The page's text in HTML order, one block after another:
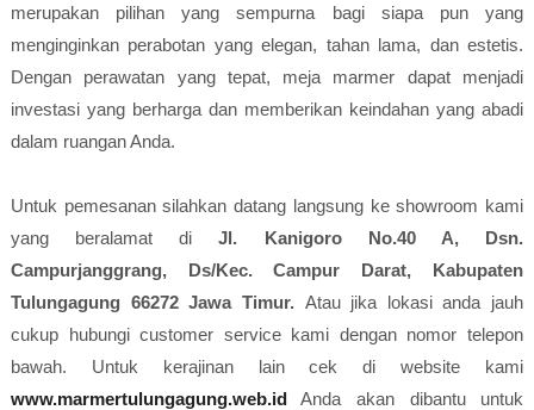
merupakan pilihan yang sempurna bagi siapa pun yang
menginginkan perabotan yang elegan, tahan lama, dan estetis.
Dengan perawatan yang tepat, meja marmer dapat menjadi
investasi yang berharga dan memberikan keindahan yang abadi
dalam ruangan Anda.
Untuk pemesanan silahkan datang langsung ke showroom kami
yang beralamat diJl. Kanigoro No.40 A, Dsn.
Campurjanggrang, Ds/Kec. Campur Darat, Kabupaten
Tulungagung 66272 Jawa Timur. Atau jika lokasi anda jauh
cukup hubungi customer service kami dengan nomor telepon
bawah. Untuk kerajinan lain cek di website kami
www.marmertulungagung.web.idAnda akan dibantu untuk